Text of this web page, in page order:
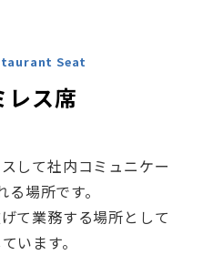
Seat
レス席
して社内コミュニケー
場所です。
て業務する場所として
います。